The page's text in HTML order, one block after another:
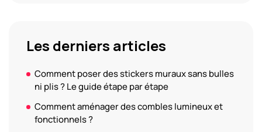
Les derniers articles
Comment poser des stickers muraux sans bulles
ni plis ? Le guide étape par étape
Comment aménager des combles lumineux et
fonctionnels ?